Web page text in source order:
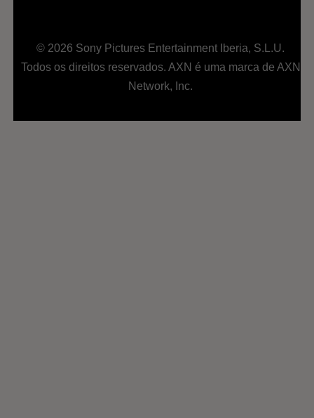
© 2026 Sony Pictures Entertainment Iberia, S.L.U.
Todos os direitos reservados. AXN é uma marca de AXN
Network, Inc.